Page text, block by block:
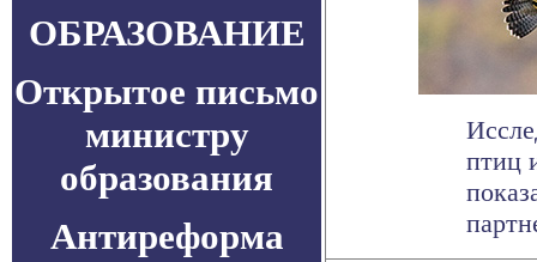
ОБРАЗОВАНИЕ
Открытое письмо
министру
образования
Антиреформа
птиц